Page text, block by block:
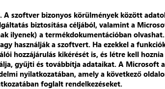
A szoftver bizonyos körülmények között
biztosítása céljából, valamint a
ilyenek) a termékdokumentációban
használják a szoftvert. Ha ezekkel a
hozzájárulás kikérését is, és létre kell
gyűjti és továbbítja adataikat. A
nyilatkozatában, amely a következő
foglalt rendelkezéseket.